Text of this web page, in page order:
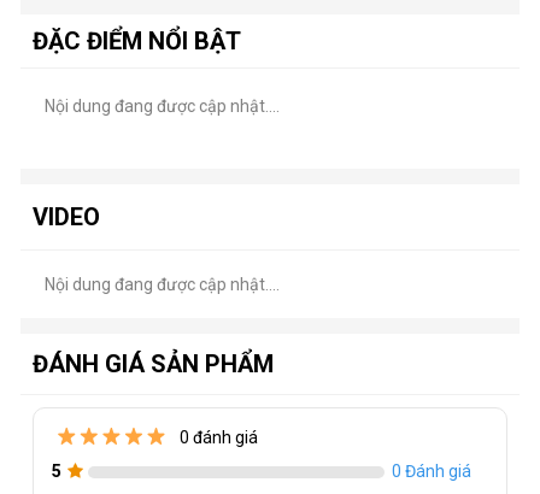
ĐẶC ĐIỂM NỔI BẬT
Nội dung đang được cập nhật....
VIDEO
Nội dung đang được cập nhật....
ĐÁNH GIÁ SẢN PHẨM
0 đánh giá
5
0 Đánh giá